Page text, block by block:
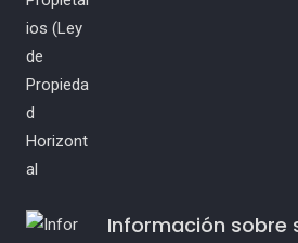
Información sobre